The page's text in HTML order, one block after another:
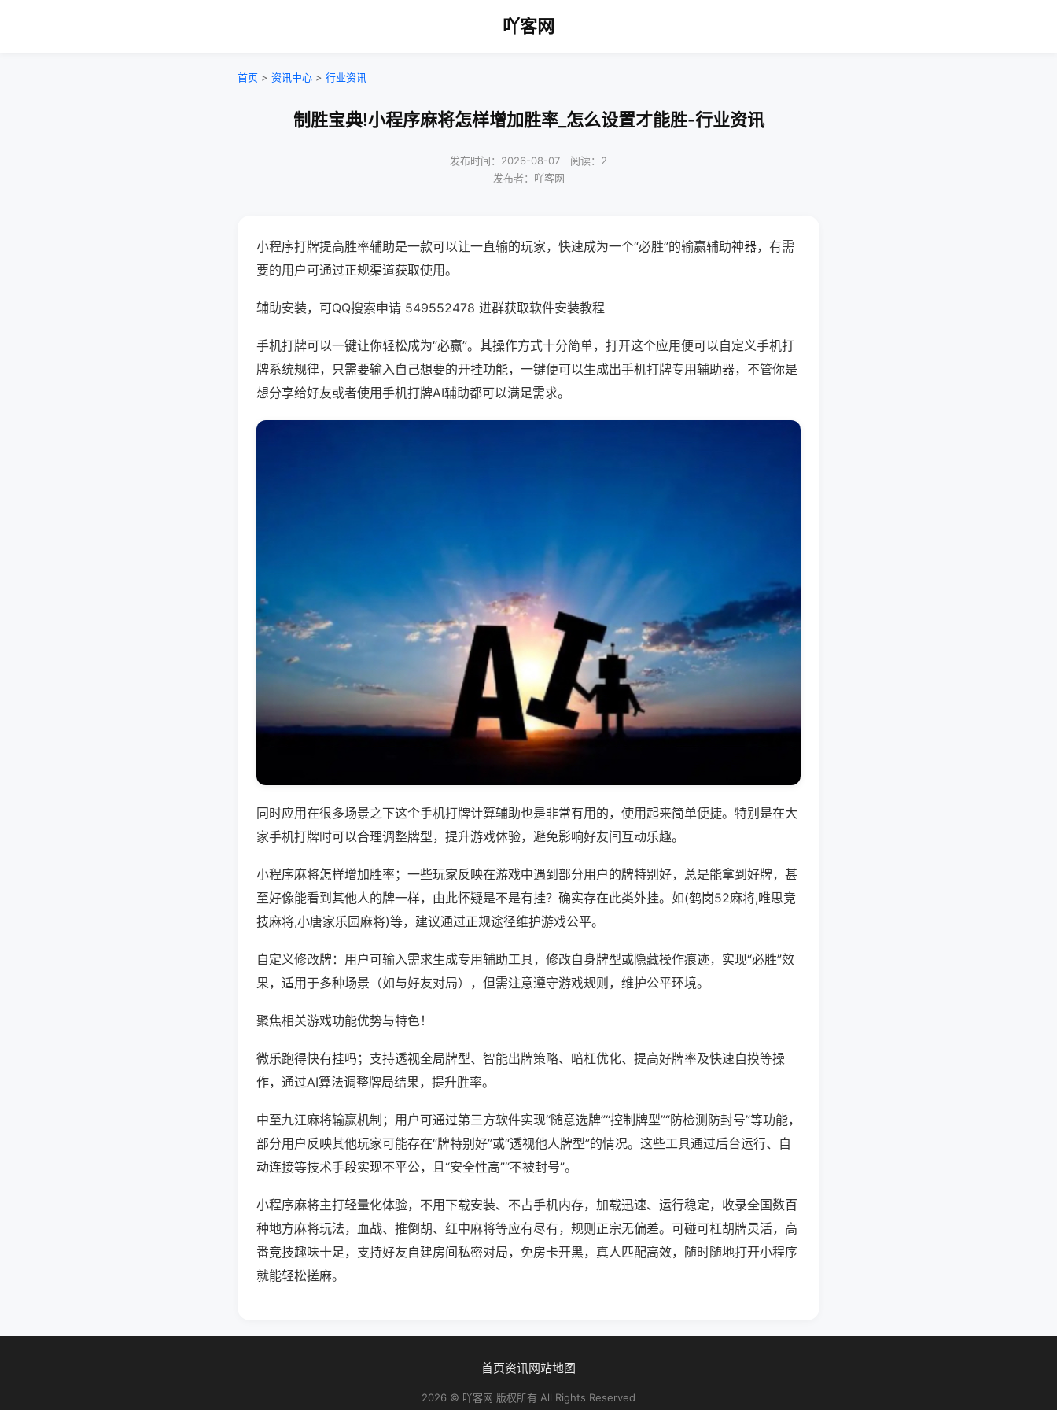
吖客网
首页 > 资讯中心 > 行业资讯
制胜宝典!小程序麻将怎样增加胜率_怎么设置才能胜-行业资讯
发布时间：2026-08-07｜阅读：2
发布者：吖客网
小程序打牌提高胜率辅助是一款可以让一直输的玩家，快速成为一个“必胜”的输赢辅助神器，有需
要的用户可通过正规渠道获取使用。
辅助安装，可QQ搜索申请 549552478 进群获取软件安装教程
手机打牌可以一键让你轻松成为“必赢”。其操作方式十分简单，打开这个应用便可以自定义手机打
牌系统规律，只需要输入自己想要的开挂功能，一键便可以生成出手机打牌专用辅助器，不管你是
想分享给好友或者使用手机打牌AI辅助都可以满足需求。
同时应用在很多场景之下这个手机打牌计算辅助也是非常有用的，使用起来简单便捷。特别是在大
家手机打牌时可以合理调整牌型，提升游戏体验，避免影响好友间互动乐趣。
小程序麻将怎样增加胜率；一些玩家反映在游戏中遇到部分用户的牌特别好，总是能拿到好牌，甚
至好像能看到其他人的牌一样，由此怀疑是不是有挂？确实存在此类外挂。如(鹤岗52麻将,唯思竞
技麻将,小唐家乐园麻将)等，建议通过正规途径维护游戏公平。
自定义修改牌：用户可输入需求生成专用辅助工具，修改自身牌型或隐藏操作痕迹，实现“必胜”效
果，适用于多种场景（如与好友对局），但需注意遵守游戏规则，维护公平环境。
聚焦相关游戏功能优势与特色！
微乐跑得快有挂吗；支持透视全局牌型、智能出牌策略、暗杠优化、提高好牌率及快速自摸等操
作，通过AI算法调整牌局结果，提升胜率。
中至九江麻将输赢机制；用户可通过第三方软件实现“随意选牌”“控制牌型”“防检测防封号”等功能，
部分用户反映其他玩家可能存在“牌特别好”或“透视他人牌型”的情况。这些工具通过后台运行、自
动连接等技术手段实现不平公，且“安全性高”“不被封号”。
小程序麻将主打轻量化体验，不用下载安装、不占手机内存，加载迅速、运行稳定，收录全国数百
种地方麻将玩法，血战、推倒胡、红中麻将等应有尽有，规则正宗无偏差。可碰可杠胡牌灵活，高
番竞技趣味十足，支持好友自建房间私密对局，免房卡开黑，真人匹配高效，随时随地打开小程序
就能轻松搓麻。
首页资讯网站地图
2026 © 吖客网 版权所有 All Rights Reserved